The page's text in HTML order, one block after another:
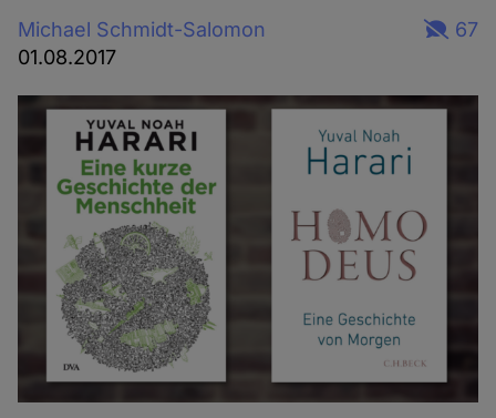
Michael Schmidt-Salomon
01.08.2017
67